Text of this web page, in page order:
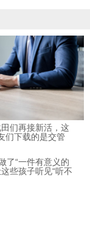
们再接新活，这
们下载的是交管
了“一件有意义的
些孩子听见“听不